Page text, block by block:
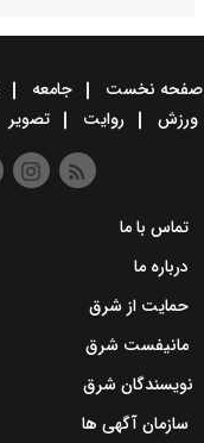
صفحه نخست جامعه
ورزش
روایت تصویر
تماس با ما
درباره ما
حمایت از شرق
مانیفست شرق
نویسندگان شرق
سازمان آگهی ها